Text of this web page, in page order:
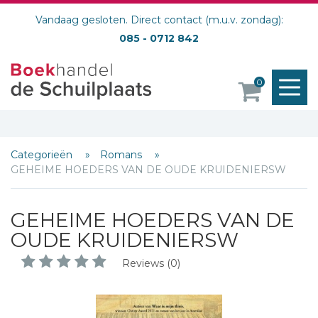
Vandaag gesloten. Direct contact (m.u.v. zondag):
085 - 0712 842
0
Categorieën
Romans
GEHEIME HOEDERS VAN DE OUDE KRUIDENIERSW
GEHEIME HOEDERS VAN DE
OUDE KRUIDENIERSW
Reviews (0)